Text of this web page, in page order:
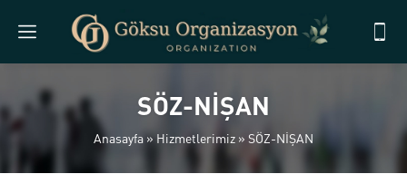
SÖZ-NİŞAN
Anasayfa »Hizmetlerimiz » SÖZ-NİŞAN